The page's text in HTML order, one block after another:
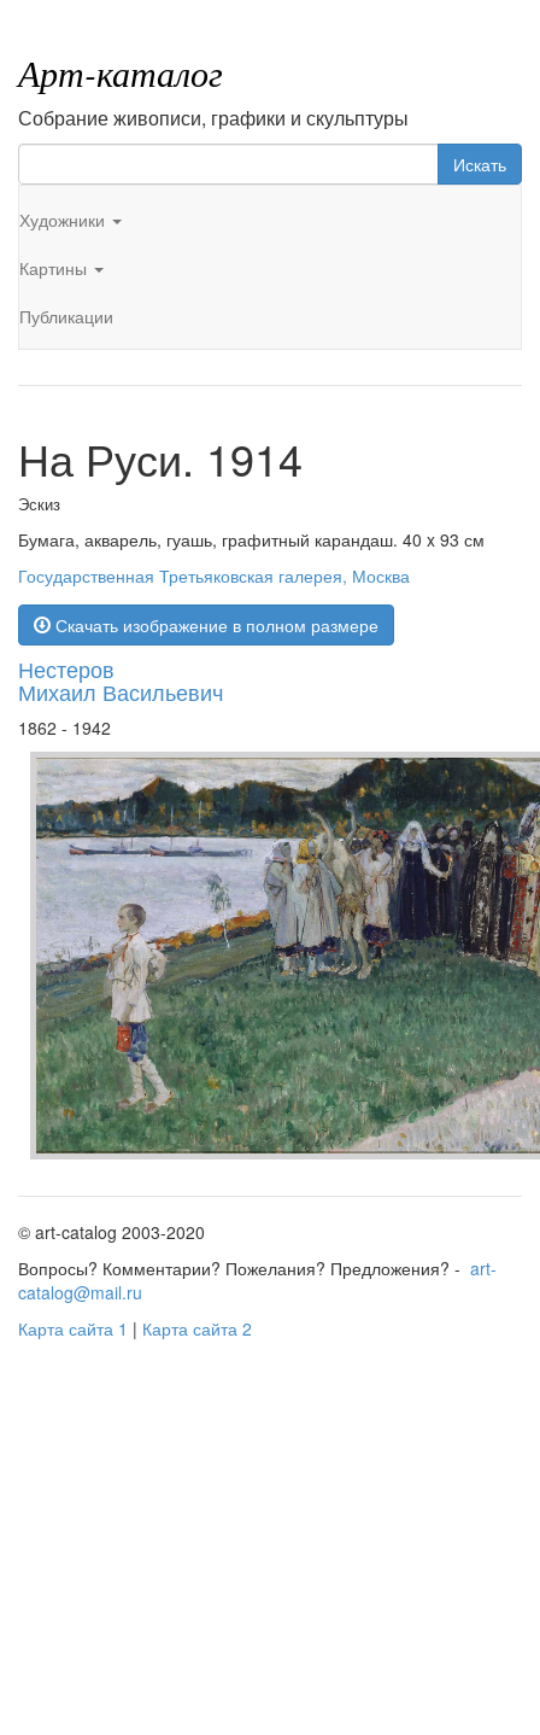
Арт-каталог
Собрание живописи, графики и скульптуры
Искать
Художники
Картины
Публикации
На Руси. 1914
Эскиз
Бумага, акварель, гуашь, графитный карандаш. 40 x 93 см
Государственная Третьяковская галерея, Москва
Скачать изображение в полном размере
Нестеров
Михаил Васильевич
1862 - 1942
© art-catalog 2003-2020
Вопросы? Комментарии? Пожелания? Предложения? - art-
catalog@mail.ru
Карта сайта 1 | Карта сайта 2